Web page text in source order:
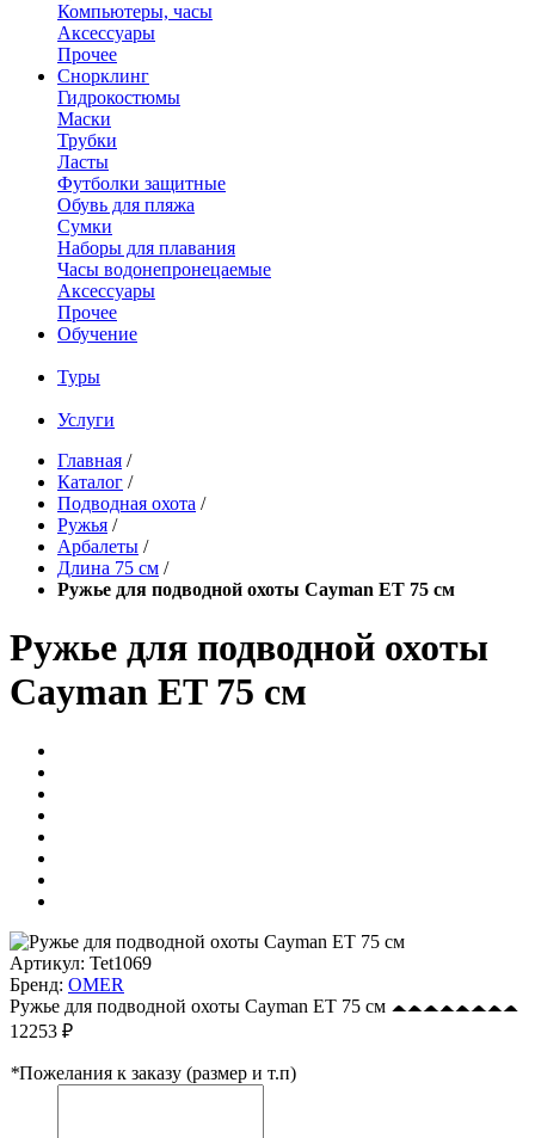
Компьютеры, часы
Аксессуары
Прочее
Снорклинг
Гидрокостюмы
Маски
Трубки
Ласты
Футболки защитные
Обувь для пляжа
Сумки
Наборы для плавания
Часы водонепронецаемые
Аксессуары
Прочее
Обучение
Туры
Услуги
Главная /
Каталог /
Подводная охота /
Ружья /
Арбалеты /
Длина 75 см /
Ружье для подводной охоты Cayman ET 75 см
Ружье для подводной охоты
Cayman ET 75 см
Артикул: Tet1069
Бренд: OMER
Ружье для подводной охоты Cayman ET 75 см
12253 ₽
*Пожелания к заказу (размер и т.п)